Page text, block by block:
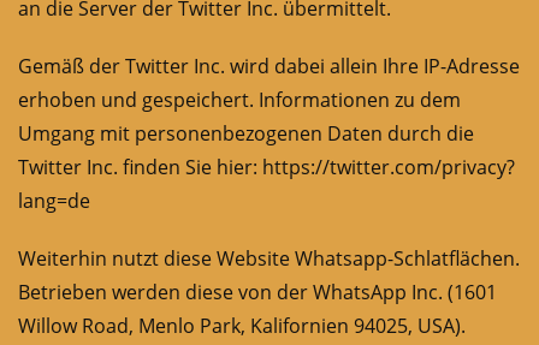
an die Server der Twitter Inc. übermittelt.
Gemäß der Twitter Inc. wird dabei allein Ihre IP-Adresse
erhoben und gespeichert. Informationen zu dem
Umgang mit personenbezogenen Daten durch die
Twitter Inc. finden Sie hier: https://twitter.com/privacy?
lang=de
Weiterhin nutzt diese Website Whatsapp-Schlatflächen.
Betrieben werden diese von der WhatsApp Inc. (1601
Willow Road, Menlo Park, Kalifornien 94025, USA).